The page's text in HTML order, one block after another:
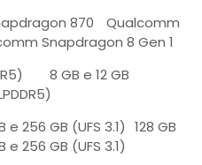
870
Qualcomm
Snapdragon 8 Gen 1
8 GB e 12 GB
e 256 GB (UFS 3.1) 128 GB
e 256 GB (UFS 3.1)